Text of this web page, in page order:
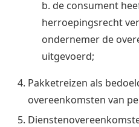
b. de consument
herroepingsrecht
ondernemer de
uitgevoerd;
Pakketreizen als
overeenkomsten van